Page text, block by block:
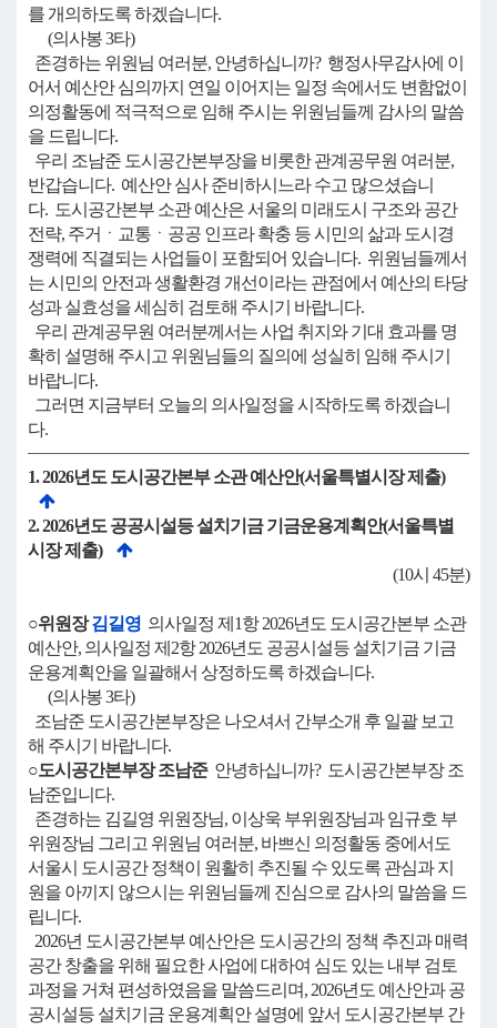
를 개의하도록 하겠습니다.
(의사봉 3타)
존경하는 위원님 여러분, 안녕하십니까? 행정사무감사에 이
어서 예산안 심의까지 연일 이어지는 일정 속에서도 변함없이
의정활동에 적극적으로 임해 주시는 위원님들께 감사의 말씀
을 드립니다.
우리 조남준 도시공간본부장을 비롯한 관계공무원 여러분,
반갑습니다. 예산안 심사 준비하시느라 수고 많으셨습니
다. 도시공간본부 소관 예산은 서울의 미래도시 구조와 공간
전략, 주거ㆍ교통ㆍ공공 인프라 확충 등 시민의 삶과 도시경
쟁력에 직결되는 사업들이 포함되어 있습니다. 위원님들께서
는 시민의 안전과 생활환경 개선이라는 관점에서 예산의 타당
성과 실효성을 세심히 검토해 주시기 바랍니다.
우리 관계공무원 여러분께서는 사업 취지와 기대 효과를 명
확히 설명해 주시고 위원님들의 질의에 성실히 임해 주시기
바랍니다.
그러면 지금부터 오늘의 의사일정을 시작하도록 하겠습니
다.
1. 2026년도 도시공간본부 소관 예산안(서울특별시장 제출)
2. 2026년도 공공시설등 설치기금 기금운용계획안(서울특별
시장 제출)
(10시 45분)
○위원장김길영 의사일정 제1항 2026년도 도시공간본부 소관
예산안, 의사일정 제2항 2026년도 공공시설등 설치기금 기금
운용계획안을 일괄해서 상정하도록 하겠습니다.
(의사봉 3타)
조남준 도시공간본부장은 나오셔서 간부소개 후 일괄 보고
해 주시기 바랍니다.
○도시공간본부장 조남준안녕하십니까? 도시공간본부장 조
남준입니다.
존경하는 김길영 위원장님, 이상욱 부위원장님과 임규호 부
위원장님 그리고 위원님 여러분, 바쁘신 의정활동 중에서도
서울시 도시공간 정책이 원활히 추진될 수 있도록 관심과 지
원을 아끼지 않으시는 위원님들께 진심으로 감사의 말씀을 드
립니다.
2026년 도시공간본부 예산안은 도시공간의 정책 추진과 매력
공간 창출을 위해 필요한 사업에 대하여 심도 있는 내부 검토
과정을 거쳐 편성하였음을 말씀드리며, 2026년도 예산안과 공
공시설등 설치기금 운용계획안 설명에 앞서 도시공간본부 간